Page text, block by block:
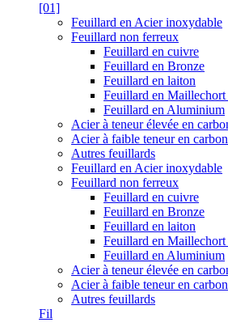
[01]
Feuillard en Acier inoxydable
Feuillard non ferreux
Feuillard en cuivre
Feuillard en Bronze
Feuillard en laiton
Feuillard en Maillechort
Feuillard en Aluminium
Acier à teneur élevée en
Acier à faible teneur en
Autres feuillards
Feuillard en Acier inoxydable
Feuillard non ferreux
Feuillard en cuivre
Feuillard en Bronze
Feuillard en laiton
Feuillard en Maillechort
Feuillard en Aluminium
Acier à teneur élevée en
Acier à faible teneur en
Autres feuillards
Fil